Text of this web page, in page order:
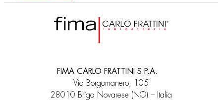
FIMA CARLO FRATTINI S.P.A.
Via Borgomanero, 105
28010 Briga Novarese (NO) – Italia